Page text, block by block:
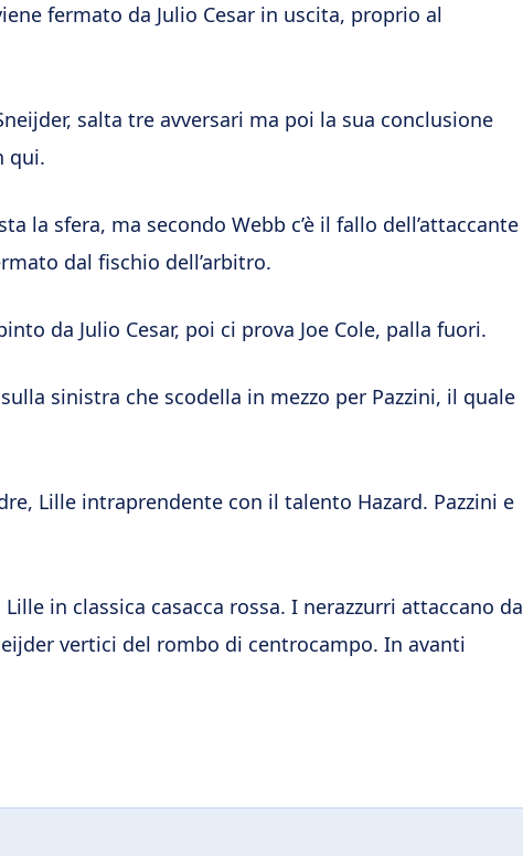
fermato da Julio Cesar in uscita, proprio al
salta tre avversari ma poi la sua conclusione
qui.
la sfera, ma secondo Webb c’è il fallo dell’attaccante
dal fischio dell’arbitro.
da Julio Cesar, poi ci prova Joe Cole, palla fuori.
sulla sinistra che scodella in mezzo per Pazzini, il quale
Lille intraprendente con il talento Hazard. Pazzini e
Lille in classica casacca rossa. I nerazzurri attaccano da
vertici del rombo di centrocampo. In avanti